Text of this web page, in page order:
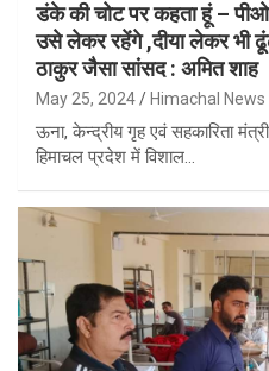
डंके की चोट पर कहता हूं –
उसे लेकर रहेंगे ,दीया लेकर भी
ठाकुर जैसा सांसद : अमित शाह
May 25, 2024 Himachal
ऊना, केन्द्रीय गृह एवं सहकारिता
हिमाचल प्रदेश में विशाल…